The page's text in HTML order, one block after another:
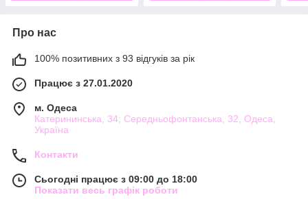
Про нас
100% позитивних з 93 відгуків за рік
Працює з 27.01.2020
м. Одеса
Катерининська, 34; Середньофонтанська, 32, Одеса,
Україна
Контакти
Сьогодні працює з 09:00 до 18:00
Показати весь графік роботи